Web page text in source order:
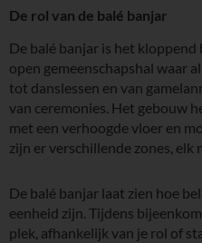
De rol van de balé banjar
De balé banjar is het kloppend
open gemeenschapshal waar
tot danslessen en van
van ceremonies. Het gebouw
met een verhoogde vloer en
zijn er verschillende zones, elk
De balé banjar laat zien hoe
eenheid zijn. Tijdens
plek, afhankelijk van je rol of